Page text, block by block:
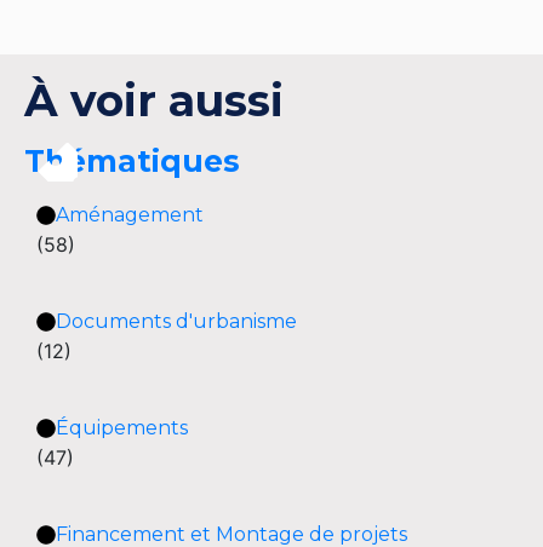
À voir aussi
Thématiques
Aménagement
(58)
Documents d'urbanisme
(12)
Équipements
(47)
Financement et Montage de projets